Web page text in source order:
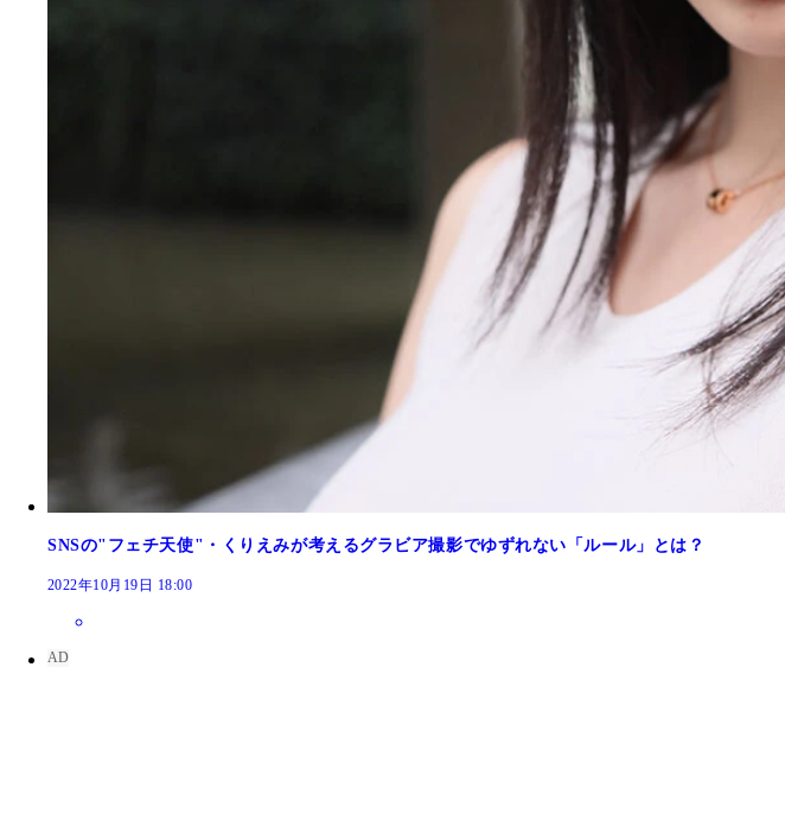
SNSの"フェチ天使"・くりえみが考えるグラビア撮影でゆずれない「ルール」とは？
2022年10月19日 18:00